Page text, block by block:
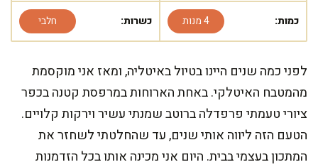
כמות: 4 מנות כשרות: חלבי
לפני כמה שנים היינו בטיול באיטליה, ומאז אני מוקסמת
מהמטבח האיטלקי. באחת הארוחות במרפסת קטנה בכפר
ציורי טעמתי פרפדלה ברוטב שמנתי עשיר וירקות קלויים.
הטעם הזה ליווה אותי שנים, עד שהחלטתי לשחזר את
המתכון בעצמי בבית. היום אני מכינה אותו בכל הזדמנות